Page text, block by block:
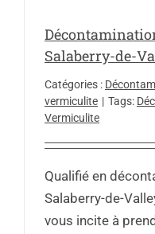
Salaberry-de-
Catégories :
vermiculite | Tags:
Vermiculite
Qualifié en
Salaberry-de-
vous incite à